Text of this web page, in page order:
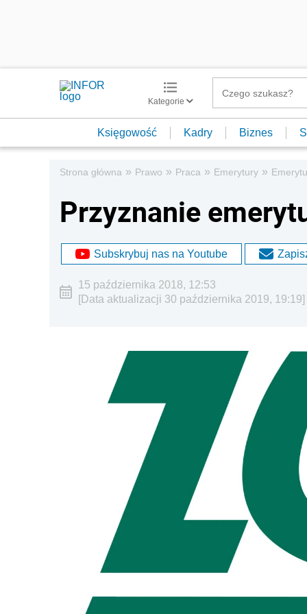
Kategorie
Księgowość Kadry Biznes
Strona główna » Prawo » Praca » Emerytury »
Przyznanie
Subskrybuj nas na Youtube
15 października 2018, 12:53
[Data aktualizacji 30 października 2019, 19:19]